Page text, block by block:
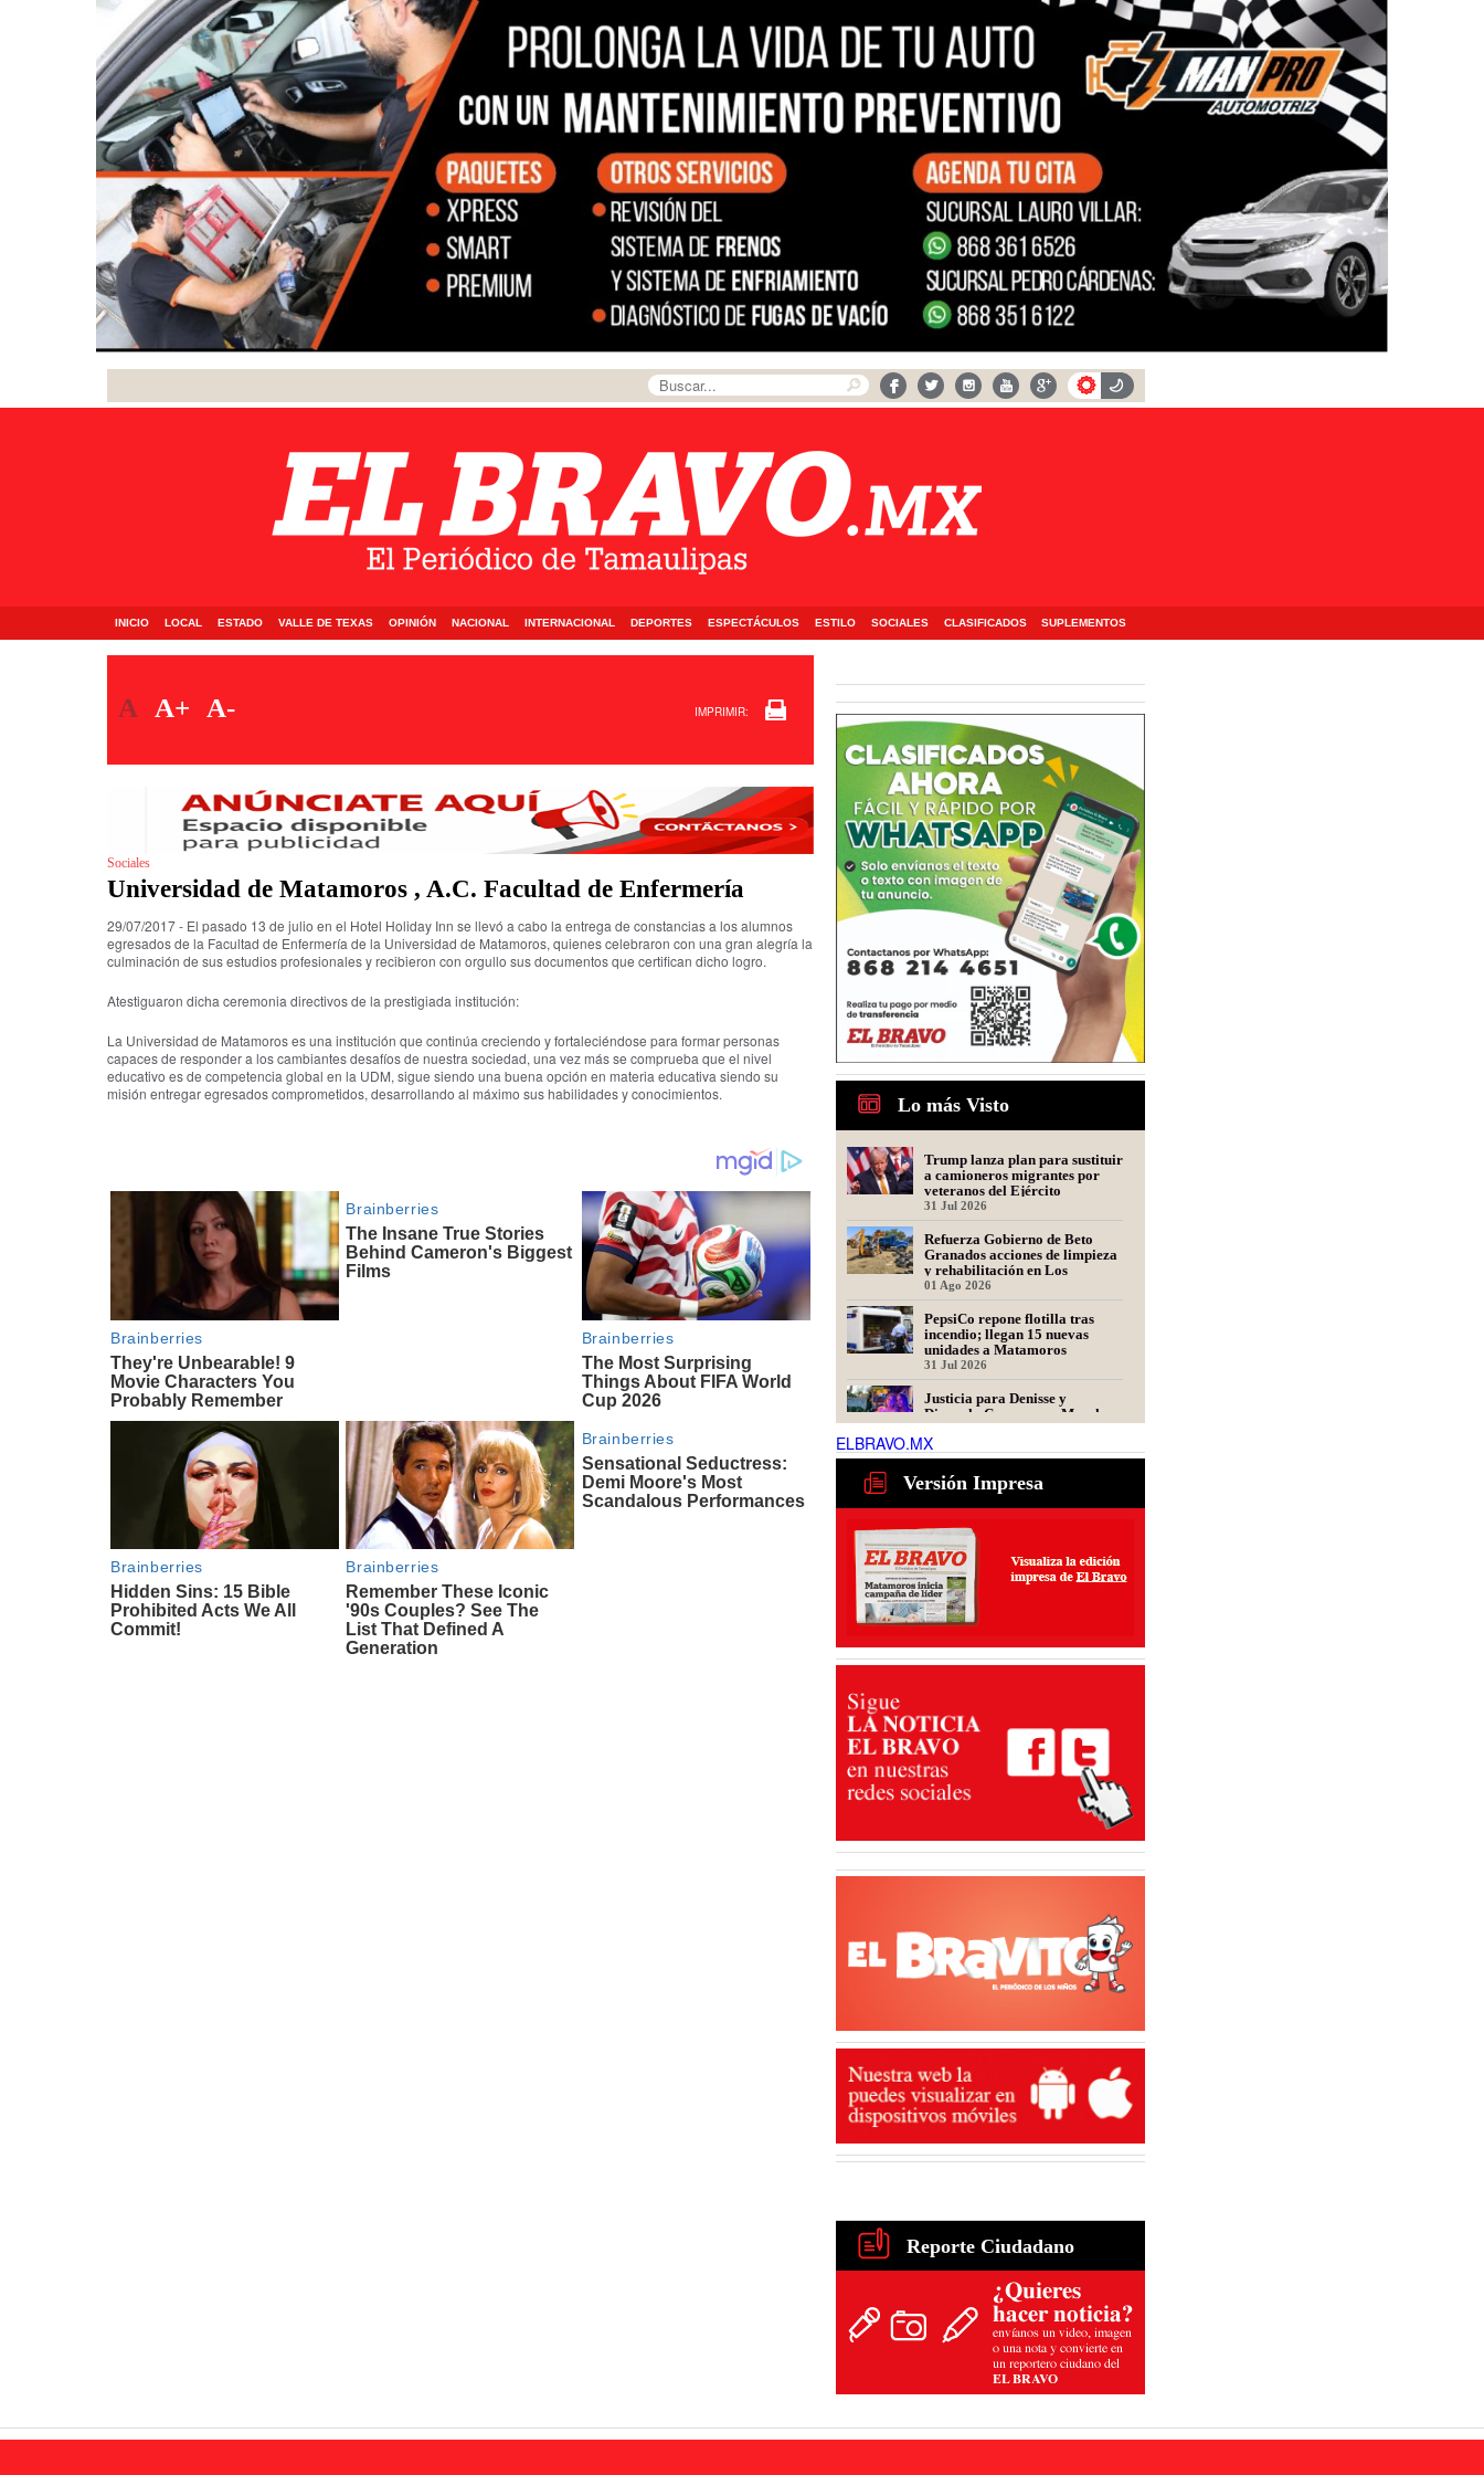
INICIO LOCAL ESTADO VALLE DE TEXAS OPINIÓN NACIONAL INTERNACIONAL DEPORTES ESPECTÁCULOS ESTILO SOCIALES CLASIFICADOS SUPLEMENTOS
A A+ A- IMPRIMIR:
Sociales
Universidad de Matamoros , A.C. Facultad de Enfermería
29/07/2017 - El pasado 13 de julio en el Hotel Holiday Inn se llevó a cabo la entrega de constancias a los alumnos
egresados de la Facultad de Enfermería de la Universidad de Matamoros, quienes celebraron con una gran alegría la
culminación de sus estudios profesionales y recibieron con orgullo sus documentos que certifican dicho logro.
Atestiguaron dicha ceremonia directivos de la prestigiada institución:
La Universidad de Matamoros es una institución que continúa creciendo y fortaleciéndose para formar personas
capaces de responder a los cambiantes desafíos de nuestra sociedad, una vez más se comprueba que el nivel
educativo es de competencia global en la UDM, sigue siendo una buena opción en materia educativa siendo su
misión entregar egresados comprometidos, desarrollando al máximo sus habilidades y conocimientos.
Lo más Visto
Trump lanza plan para sustituir
a camioneros migrantes por
veteranos del Ejército
31 Jul 2026
Refuerza Gobierno de Beto
Granados acciones de limpieza
y rehabilitación en Los
Presidentes
01 Ago 2026
PepsiCo repone flotilla tras
incendio; llegan 15 nuevas
unidades a Matamoros
31 Jul 2026
Justicia para Denisse y
Dinorah: Convocan a Marcha
Asesinadas
31 Jul 2026
Tamaulipas alista nuevo plan
para recuperar exportaciones
de ganado
ELBRAVO.MX
Versión Impresa
Reporte Ciudadano